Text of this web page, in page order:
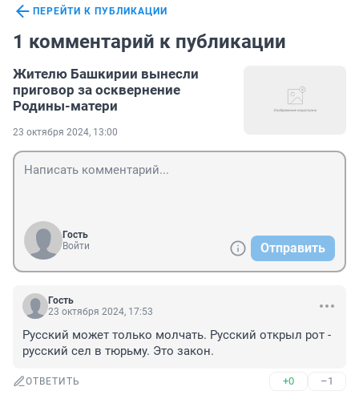
ПЕРЕЙТИ К ПУБЛИКАЦИИ
1 комментарий к публикации
Жителю Башкирии вынесли
приговор за осквернение
Родины-матери
23 октября 2024, 13:00
Гость
Войти
Отправить
Гость
23 октября 2024, 17:53
Русский может только молчать. Русский открыл рот -
русский сел в тюрьму. Это закон.
ОТВЕТИТЬ +0 –1